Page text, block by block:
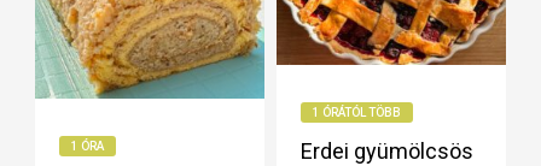
1 ÓRÁTÓL TÖBB
Erdei gyümölcsös
1 ÓRA